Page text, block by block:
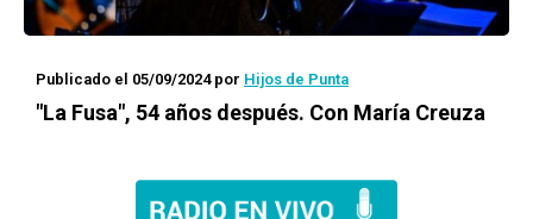
Publicado el 05/09/2024por Hijos de Punta
"La Fusa", 54 años después. Con María Creuza